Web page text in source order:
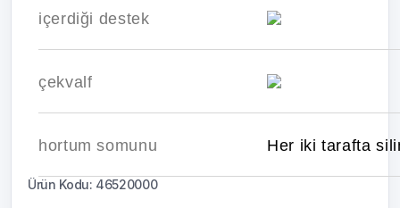
içerdiği destek
çekvalf
hortum somunu Her iki tarafta
Ürün Kodu: 46520000